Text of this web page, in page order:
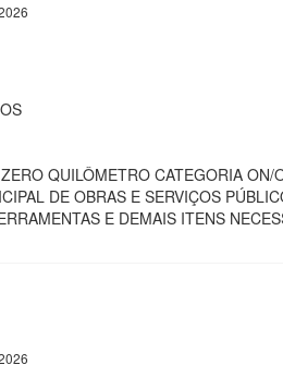
QUILÔMETRO CATEGORIA
DE OBRAS E SERVIÇOS
E DEMAIS ITENS